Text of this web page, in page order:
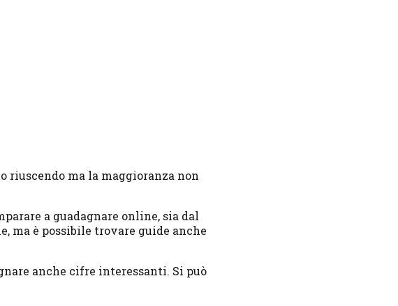
riuscendo ma la maggioranza non
a guadagnare online, sia dal
ma è possibile trovare guide anche
anche cifre interessanti. Si può